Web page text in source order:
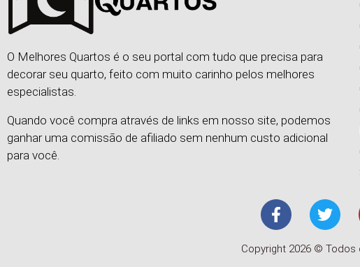
O Melhores Quartos é o seu portal com tudo que precisa para
decorar seu quarto, feito com muito carinho pelos melhores
especialistas.
Quando você compra através de links em nosso site, podemos
ganhar uma comissão de afiliado sem nenhum custo adicional
para você.
Copyright 2026 ©